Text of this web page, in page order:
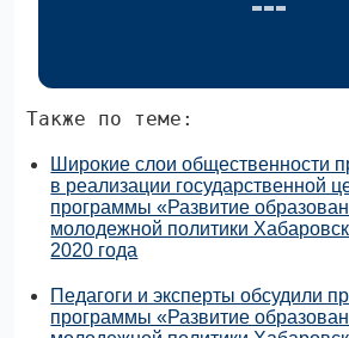
Также по теме:
Широкие слои общественности
в реализации государственной
программы «Развитие
молодежной политики
2020 года
Педагоги и эксперты обсудили
программы «Развитие